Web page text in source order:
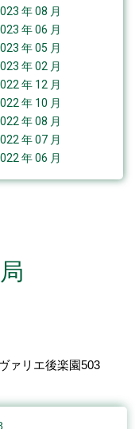
年 08 月
年 06 月
年 05 月
年 02 月
年 12 月
年 10 月
年 08 月
年 07 月
年 06 月
ァリエ後楽園503